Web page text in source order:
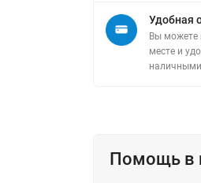
Удобная
Вы можете
месте и
Помощь в